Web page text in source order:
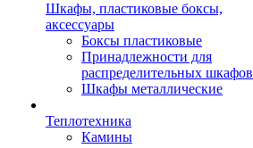
Шкафы, пластиковые боксы,
аксессуары
Боксы пластиковые
Принадлежности для
распределительных шкафов
Шкафы металлические
Теплотехника
Камины